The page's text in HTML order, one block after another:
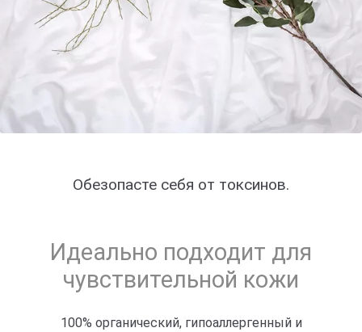
Обезопасте себя от токсинов.
Идеально подходит для
чувствительной кожи
100% органический, гипоаллергенный и